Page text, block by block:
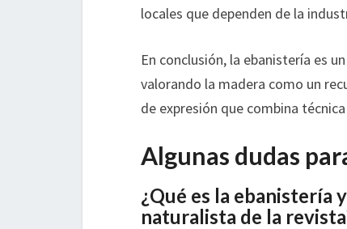
locales que dependen de la
En conclusión, la ebanistería es
valorando la madera como un
de expresión que combina
Algunas dudas
¿Qué es la ebanistería
naturalista de la